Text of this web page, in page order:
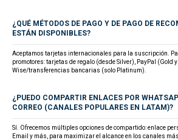
¿QUÉ MÉTODOS DE PAGO Y DE PAGO DE
ESTÁN DISPONIBLES?
Aceptamos tarjetas internacionales para la suscripción.
promotores: tarjetas de regalo (desde Silver), PayPal (Gold
Wise/transferencias bancarias (solo Platinum).
¿PUEDO COMPARTIR ENLACES POR
CORREO (CANALES POPULARES EN LATAM)?
Sí. Ofrecemos múltiples opciones de compartido: enlace
Email y más, para maximizar el alcance en los canales más